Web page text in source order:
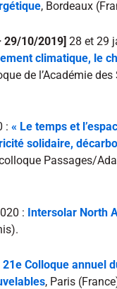
, Bordeaux
29/10/2019] 28 et 29
climatique, le
de l’Académie
: « Le temps et
solidaire,
Passages/
: Intersolar North
21e Colloque annuel
, Paris